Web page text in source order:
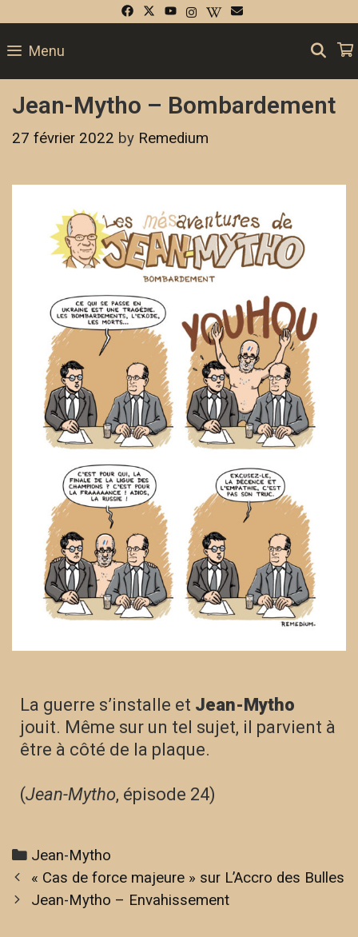
Menu
Jean-Mytho – Bombardement
27 février 2022 by Remedium
La guerre s’installe et Jean-Mytho
jouit. Même sur un tel sujet, il parvient à
être à côté de la plaque.
(Jean-Mytho, épisode 24)
Jean-Mytho
« Cas de force majeure » sur L’Accro des Bulles
Jean-Mytho – Envahissement